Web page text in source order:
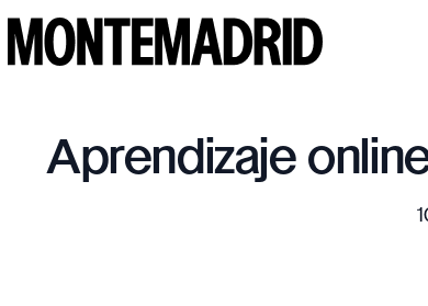
Aprendizaje